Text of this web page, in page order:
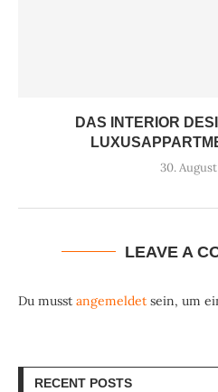
DAS INTERIOR
30.
LEAVE A
Du musst angemeldet sein, um
RECENT POSTS